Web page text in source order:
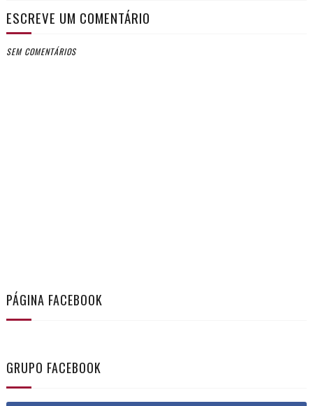
ESCREVE UM COMENTÁRIO
SEM COMENTÁRIOS
PÁGINA FACEBOOK
GRUPO FACEBOOK